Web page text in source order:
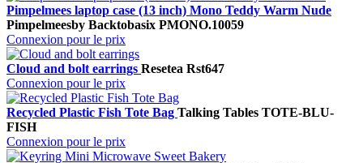
Pimpelmees laptop case (13 inch) Mono Teddy Warm Nude
Pimpelmeesby Backtobasix PMONO.10059
Connexion pour le prix
Cloud and bolt earrings Resetea Rst647
Connexion pour le prix
Recycled Plastic Fish Tote Bag Talking Tables TOTE-BLU-
FISH
Connexion pour le prix